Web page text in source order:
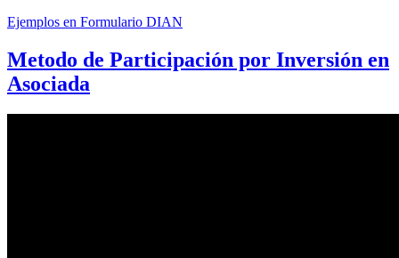
Ejemplos en Formulario DIAN
Metodo de Participación por Inversión en
Asociada